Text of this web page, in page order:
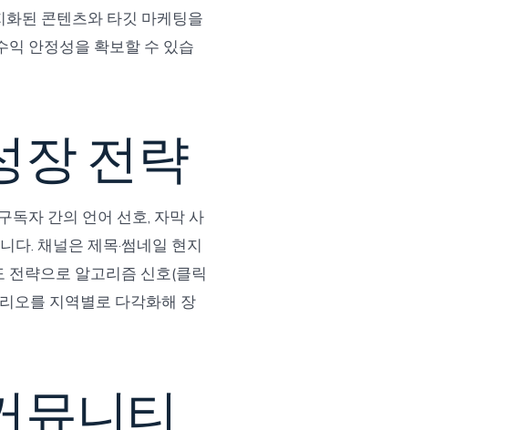
화된 콘텐츠와 타깃 마케팅을
익 안정성을 확보할 수 있습
장 전략
독자 간의 언어 선호, 자막 사
다. 채널은 제목·썸네일 현지
전략으로 알고리즘 신호(클릭
오를 지역별로 다각화해 장
뮤니티